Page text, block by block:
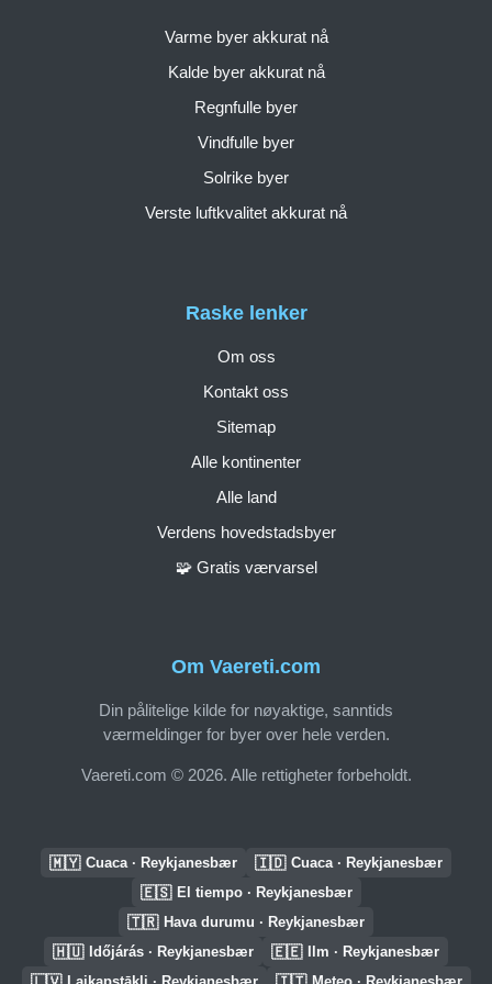
Om Vaereti.com
Din pålitelige kilde for nøyaktige, sanntids
værmeldinger for byer over hele verden.
Vaereti.com © 2026. Alle rettigheter forbeholdt.
Raske lenker
Om oss
Kontakt oss
Sitemap
Alle kontinenter
Alle land
Verdens hovedstadsbyer
🧩 Gratis værvarsel
Varme byer akkurat nå
Kalde byer akkurat nå
Regnfulle byer
Vindfulle byer
Solrike byer
Verste luftkvalitet akkurat nå
🇲🇾 Cuaca · Reykjanesbær 🇮🇩 Cuaca · Reykjanesbær
🇪🇸 El tiempo · Reykjanesbær
🇹🇷 Hava durumu · Reykjanesbær
🇭🇺 Időjárás · Reykjanesbær 🇪🇪 Ilm · Reykjanesbær